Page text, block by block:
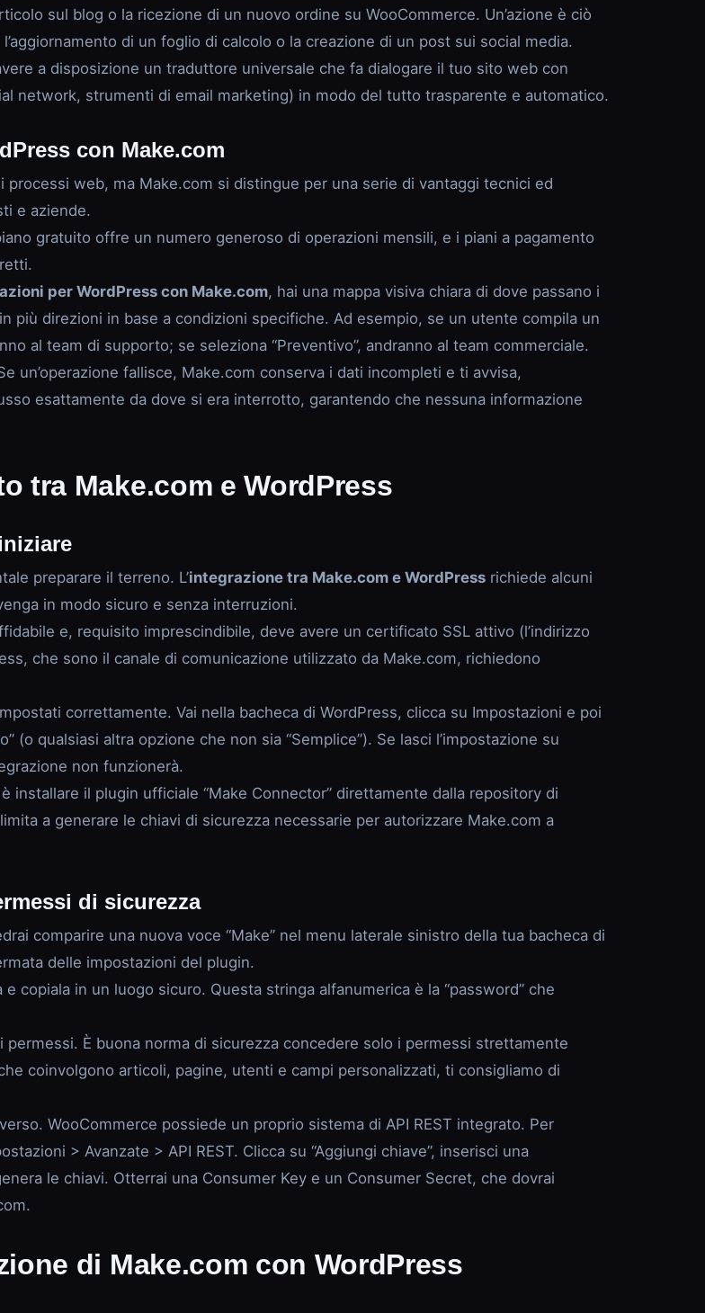
sul blog o la ricezione di un nuovo ordine su WooCommerce. Un’azione è ciò
di un foglio di calcolo o la creazione di un post sui social media.
a disposizione un traduttore universale che fa dialogare il tuo sito web con
network, strumenti di email marketing) in modo del tutto trasparente e automatico.
con Make.com
web, ma Make.com si distingue per una serie di vantaggi tecnici ed
e aziende.
gratuito offre un numero generoso di operazioni mensili, e i piani a pagamento
per WordPress con Make.com, hai una mappa visiva chiara di dove passano i
più direzioni in base a condizioni specifiche. Ad esempio, se un utente compila un
al team di supporto; se seleziona “Preventivo”, andranno al team commerciale.
un’operazione fallisce, Make.com conserva i dati incompleti e ti avvisa,
esattamente da dove si era interrotto, garantendo che nessuna informazione
tra Make.com e WordPress
preparare il terreno. L’integrazione tra Make.com e WordPress richiede alcuni
in modo sicuro e senza interruzioni.
e, requisito imprescindibile, deve avere un certificato SSL attivo (l’indirizzo
che sono il canale di comunicazione utilizzato da Make.com, richiedono
correttamente. Vai nella bacheca di WordPress, clicca su Impostazioni e poi
(o qualsiasi altra opzione che non sia “Semplice”). Se lasci l’impostazione su
non funzionerà.
installare il plugin ufficiale “Make Connector” direttamente dalla repository di
a generare le chiavi di sicurezza necessarie per autorizzare Make.com a
di sicurezza
comparire una nuova voce “Make” nel menu laterale sinistro della tua bacheca di
delle impostazioni del plugin.
copiala in un luogo sicuro. Questa stringa alfanumerica è la “password” che
È buona norma di sicurezza concedere solo i permessi strettamente
coinvolgono articoli, pagine, utenti e campi personalizzati, ti consigliamo di
WooCommerce possiede un proprio sistema di API REST integrato. Per
> Avanzate > API REST. Clicca su “Aggiungi chiave”, inserisci una
le chiavi. Otterrai una Consumer Key e un Consumer Secret, che dovrai
di Make.com con WordPress